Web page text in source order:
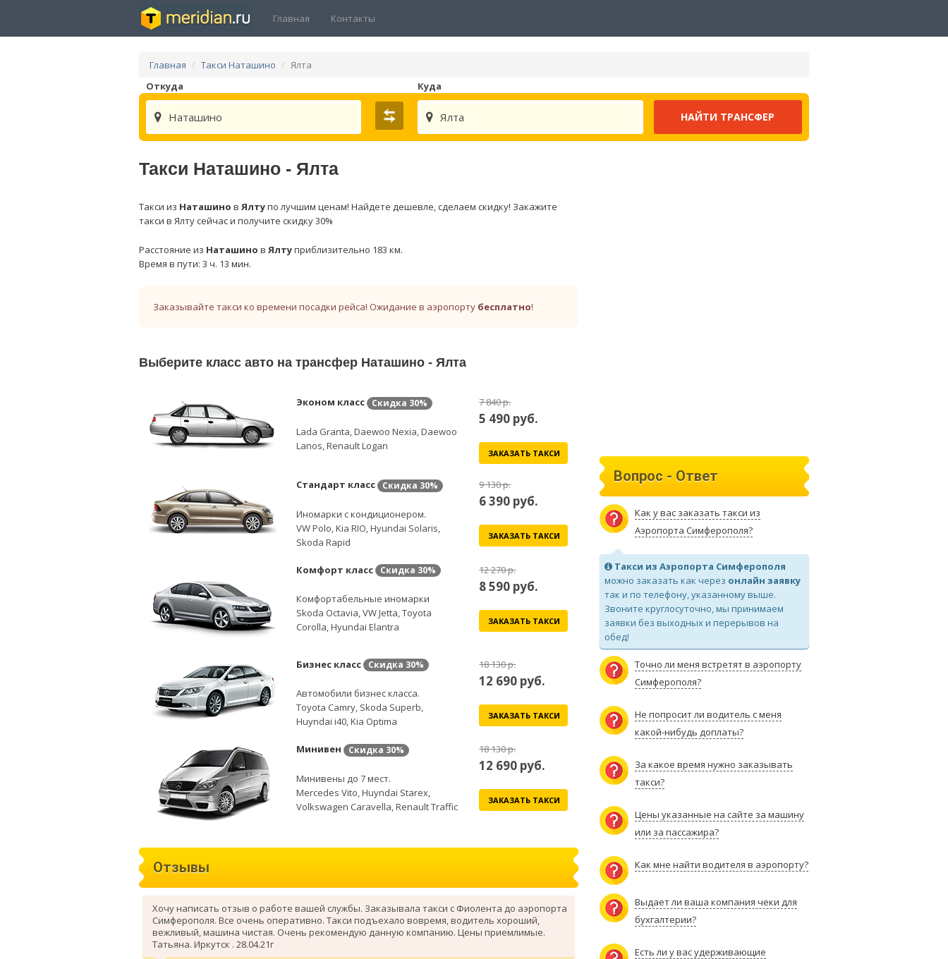
Главная Контакты
Главная Такси Наташино
Ялта
Откуда
Наташино
Куда
Ялта
Такси Наташино - Ялта
Такси из Наташино в Ялтупо лучшим ценам! Найдете дешевле, сделаем скидку! Закажите
такси в Ялту сейчас и получите скидку 30%
Расстояние из Наташино в Ялтуприблизительно 183 км.
Время в пути: 3 ч. 13 мин.
Заказывайте такси ко времени посадки рейса! Ожидание в аэропорту бесплатно!
Выберите класс авто на трансфер Наташино - Ялта
Эконом класс Скидка 30%
Lada Granta, Daewoo Nexia, Daewoo
Lanos, Renault Logan
7 840 р.
5 490 руб.
ЗАКАЗАТЬ ТАКСИ
Стандарт класс Скидка 30%
Иномарки с кондиционером.
VW Polo, Kia RIO, Hyundai Solaris,
Skoda Rapid
9 130 р.
6 390 руб.
ЗАКАЗАТЬ ТАКСИ
Комфорт класс Скидка 30%
Комфортабельные иномарки
Skoda Octavia, VW Jetta, Toyota
Corolla, Hyundai Elantra
12 270 р.
8 590 руб.
ЗАКАЗАТЬ ТАКСИ
Бизнес класс Скидка 30%
Автомобили бизнес класса.
Toyota Camry, Skoda Superb,
Huyndai i40, Kia Optima
18 130 р.
12 690 руб.
ЗАКАЗАТЬ ТАКСИ
Минивен Скидка 30%
Минивены до 7 мест.
Mercedes Vito, Huyndai Starex,
Volkswagen Caravella, Renault Traffic
18 130 р.
12 690 руб.
ЗАКАЗАТЬ ТАКСИ
Отзывы
Хочу написать отзыв о работе вашей службы. Заказывала такси с Фиолента до аэропорта
Симферополя. Все очень оперативно. Такси подъехало вовремя, водитель хороший,
вежливый, машина чистая. Очень рекомендую данную компанию. Цены приемлимые.
Татьяна. Иркутск . 28.04.21г
Вопрос - Ответ
Как у вас заказать такси из
Аэропорта Симферополя?
Такси из Аэропорта Симферополя
можно заказать как через онлайн заявку
так и по телефону, указанному выше.
Звоните круглосуточно, мы принимаем
заявки без выходных и перерывов на
обед!
Точно ли меня встретят в аэропорту
Симферополя?
Не попросит ли водитель с меня
какой-нибудь доплаты?
За какое время нужно заказывать
такси?
Цены указанные на сайте за машину
или за пассажира?
Как мне найти водителя в аэропорту?
Выдает ли ваша компания чеки для
бухгалтерии?
Есть ли у вас удерживающие